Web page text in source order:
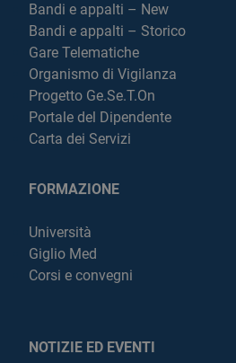
Bandi e appalti – New
Bandi e appalti – Storico
Gare Telematiche
Organismo di Vigilanza
Progetto Ge.Se.T.On
Portale del Dipendente
Carta dei Servizi
FORMAZIONE
Università
Giglio Med
Corsi e convegni
NOTIZIE ED EVENTI